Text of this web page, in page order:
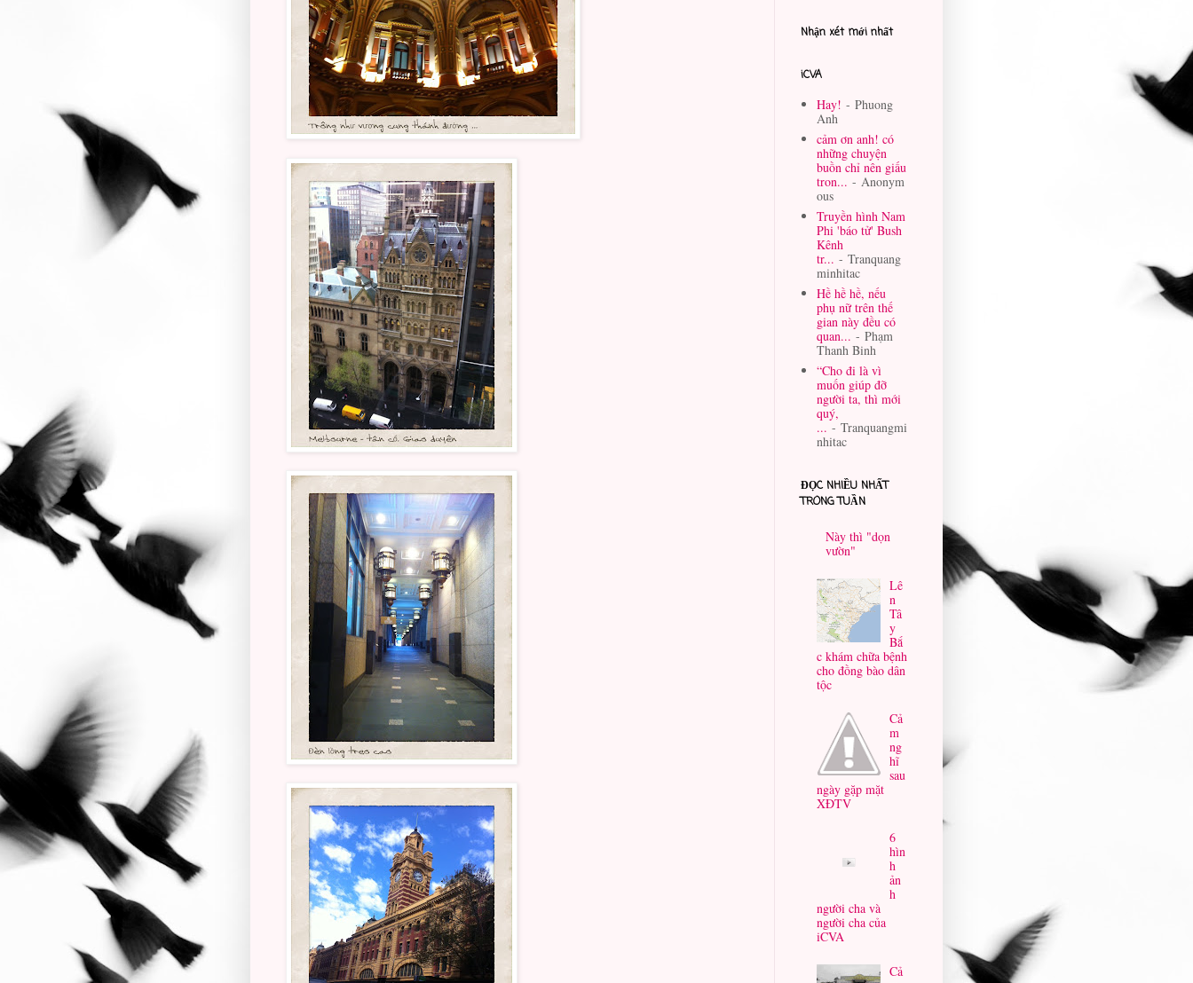
Nhận xét mới nhất
iCVA
Hay! - Phuong
Anh
cảm ơn anh! có
những chuyện
buồn chỉ nên giấu
tron... - Anonym
ous
Truyền hình Nam
Phi 'báo tử' Bush
Kênh
tr... - Tranquang
minhitac
Hề hề hề, nếu
phụ nữ trên thế
gian này đều có
quan... - Phạm
Thanh Binh
“Cho đi là vì
muốn giúp đỡ
người ta, thì mới
quý,
... - Tranquangmi
nhitac
ĐỌC NHIỀU NHẤT
TRONG TUẦN
Này thì "dọn
vườn"
Lê
n
Tâ
y
Bắ
c khám chữa bệnh
cho đồng bào dân
tộc
Cả
m
ng
hĩ
sau
ngày gặp mặt
XĐTV
6
hìn
h
ản
h
người cha và
người cha của
iCVA
Cả